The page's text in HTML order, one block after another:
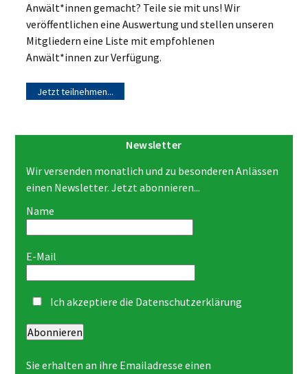
Anwält*innen gemacht? Teile sie mit uns! Wir
veröffentlichen eine Auswertung und stellen unseren
Mitgliedern eine Liste mit empfohlenen
Anwält*innen zur Verfügung.
Jetzt teilnehmen...
Newsletter
Wir versenden monatlich und zu besonderen Anlässen
einen Newsletter. Jetzt abonnieren...
Name
E-Mail
Ich akzeptiere die Datenschutzerklärung
Abonnieren
Sie erhalten an ihre Emailadresse einen